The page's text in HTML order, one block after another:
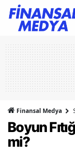
Finansal Medya
Boyun
mi?